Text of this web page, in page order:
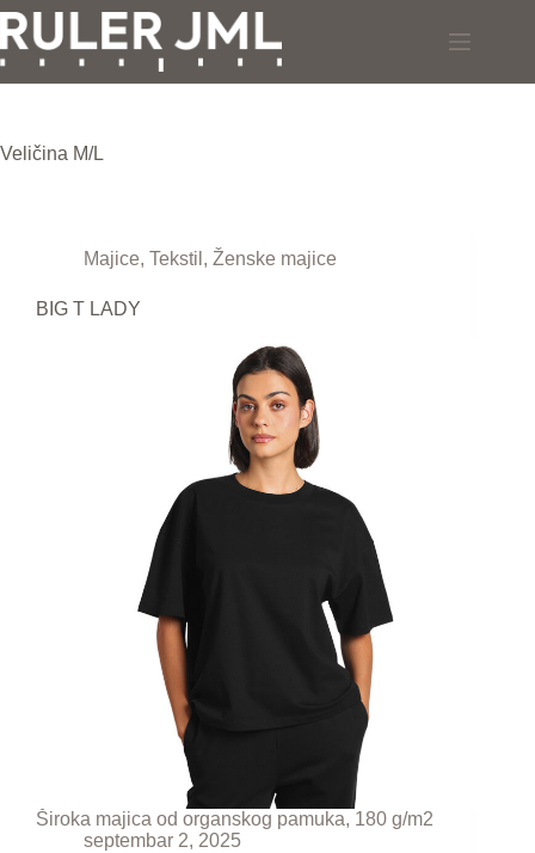
Skip
to
content
Veličina M/L
Majice, Tekstil , Ženske majice
BIG T LADY
Široka majica od organskog pamuka, 180 g/m2
septembar 2, 2025